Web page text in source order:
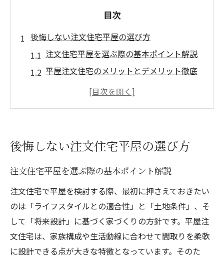
目次
後悔しない注文住宅平屋の選び方
注文住宅平屋を選ぶ際の基本ポイント解説
平屋注文住宅のメリットとデメリット徹底
平屋で叶える快適な暮らしの実現術
注文住宅平屋で実感する暮らしやすさの秘
密
バリアフリーが叶う注文住宅平屋の魅力
家事動線に優れる注文住宅平屋の間取り実
例
家族の健康を守る注文住宅平屋の快適空間
後悔しない注文住宅平屋の選び方
注文住宅平屋を選ぶ際の基本ポイント解説
注文住宅で平屋を検討する際、最初に押さえておきたい
のは「ライフスタイルとの適合性」と「土地条件」、そ
して「将来設計」に基づく家づくりの方針です。平屋注
文住宅は、家族構成や生活動線に合わせて間取りを柔軟
に設計できる点が大きな特徴となっています。そのた